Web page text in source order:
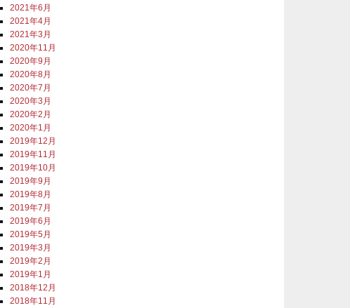
2021年6月
2021年4月
2021年3月
2020年11月
2020年9月
2020年8月
2020年7月
2020年3月
2020年2月
2020年1月
2019年12月
2019年11月
2019年10月
2019年9月
2019年8月
2019年7月
2019年6月
2019年5月
2019年3月
2019年2月
2019年1月
2018年12月
2018年11月